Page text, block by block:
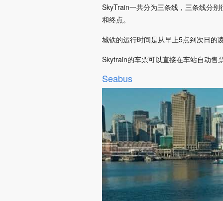
SkyTrain一共分为三条线，三条线分
和终点。
城铁的运行时间是从早上5点到次日的
Skytrain的车票可以直接在车站自动售
Seabus